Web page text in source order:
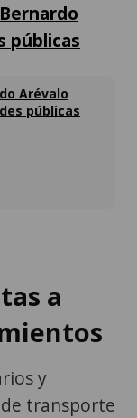
públicas
Arévalo
públicas
a
y
transporte